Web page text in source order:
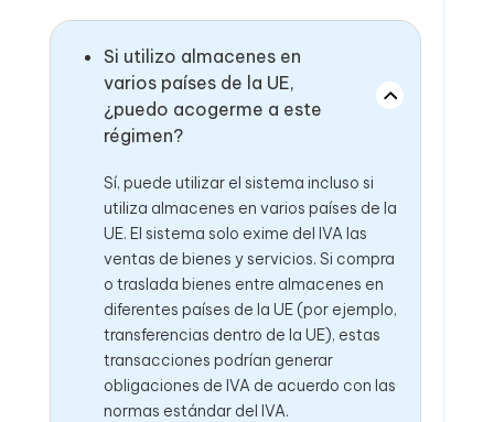
Si utilizo almacenes en
varios países de la UE,
¿puedo acogerme a este
régimen?
Sí, puede utilizar el sistema incluso si
utiliza almacenes en varios países de la
UE. El sistema solo exime del IVA las
ventas de bienes y servicios. Si compra
o traslada bienes entre almacenes en
diferentes países de la UE (por ejemplo,
transferencias dentro de la UE), estas
transacciones podrían generar
obligaciones de IVA de acuerdo con las
normas estándar del IVA.